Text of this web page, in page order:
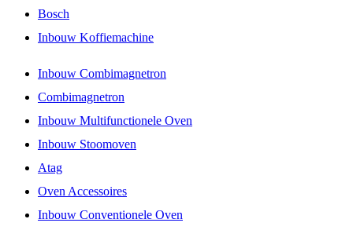
Bosch
Inbouw Koffiemachine
Inbouw Combimagnetron
Combimagnetron
Inbouw Multifunctionele Oven
Inbouw Stoomoven
Atag
Oven Accessoires
Inbouw Conventionele Oven